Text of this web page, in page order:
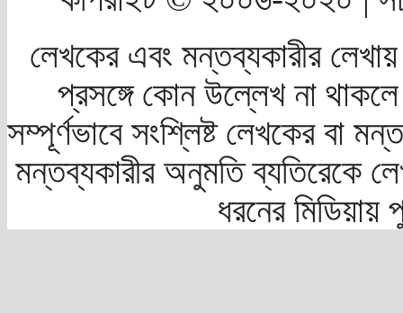
লেখকের এবং মন্তব্যকারীর
প্রসঙ্গে কোন উল্লেখ না
সম্পূর্ণভাবে সংশ্লিষ্ট লেখকের বা
মন্তব্যকারীর অনুমতি ব্যতিরেকে
ধরনের মিডিয়ায়